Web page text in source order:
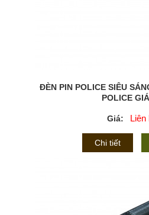
ĐÈN PIN POLICE SIÊU
POLICE
Giá: Liên
Chi tiết